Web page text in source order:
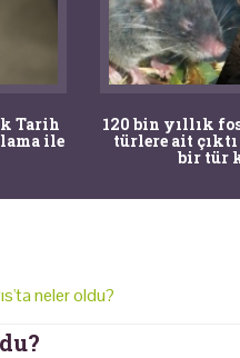
Tarih
ile
120 bin yıllık
türlere ait
bir tür
neler oldu?